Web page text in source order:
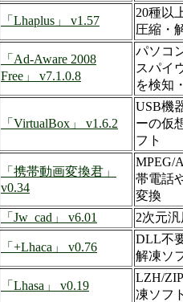
「Lhaplus」 v1.57
20種以
圧縮・
「Ad-Aware 2008
Free」 v7.1.0.8
パソコ
スパイ
を検知
「VirtualBox」 v1.6.2
USB機
ーの仮
フト
「携帯動画変換君」
v0.34
MPEG/
帯電話
変換
「Jw_cad」 v6.01 2次元
「+Lhaca」 v0.76
DLL不
解凍ソ
「Lhasa」 v0.19
LZH/
凍ソフ